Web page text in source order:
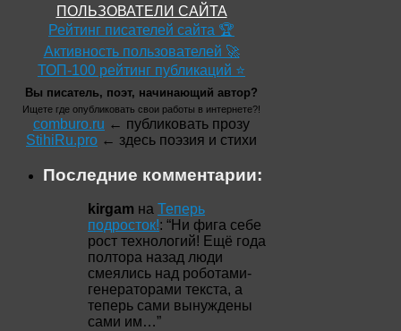
ПОЛЬЗОВАТЕЛИ САЙТА
Рейтинг писателей сайта 🏆
Активность пользователей 🚀
ТОП-100 рейтинг публикаций ⭐
Вы писатель, поэт, начинающий автор?
Ищете где опубликовать свои работы в интернете?!
comburo.ru ← публиковать прозу
StihiRu.pro ← здесь поэзия и стихи
Последние комментарии:
kirgam на Теперь
подросток!: “Ни фига себе
рост технологий! Ещё года
полтора назад люди
смеялись над роботами-
генераторами текста, а
теперь сами вынуждены
сами им…”